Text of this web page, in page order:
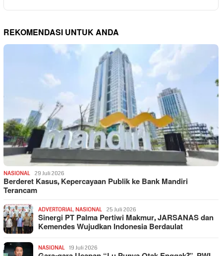
REKOMENDASI UNTUK ANDA
NASIONAL 29 Juli 2026
Berderet Kasus, Kepercayaan Publik ke Bank Mandiri
Terancam
ADVERTORIAL, NASIONAL 25 Juli 2026
Sinergi PT Palma Pertiwi Makmur, JARSANAS dan
Kemendes Wujudkan Indonesia Berdaulat
NASIONAL 19 Juli 2026